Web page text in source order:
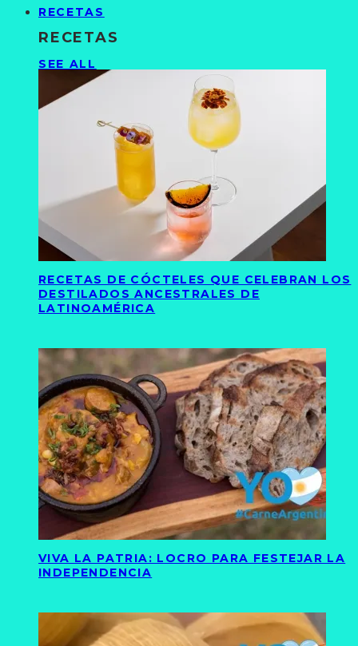
RECETAS
RECETAS
SEE ALL
RECETAS DE CÓCTELES QUE CELEBRAN LOS
DESTILADOS ANCESTRALES DE
LATINOAMÉRICA
VIVA LA PATRIA: LOCRO PARA FESTEJAR LA
INDEPENDENCIA